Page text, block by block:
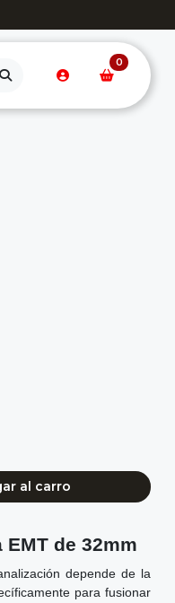
0
al carro
de 32mm
depende de la
para fusionar